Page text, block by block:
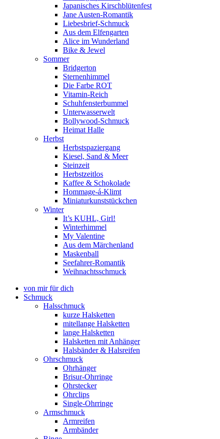
Japanisches Kirschblütenfest
Jane Austen-Romantik
Liebesbrief-Schmuck
Aus dem Elfengarten
Alice im Wunderland
Bike & Jewel
Sommer
Bridgerton
Sternenhimmel
Die Farbe ROT
Vitamin-Reich
Schuhfensterbummel
Unterwasserwelt
Bollywood-Schmuck
Heimat Halle
Herbst
Herbstspaziergang
Kiesel, Sand & Meer
Steinzeit
Herbstzeitlos
Kaffee & Schokolade
Hommage-á-Klimt
Miniaturkunststückchen
Winter
It’s KUHL, Girl!
Winterhimmel
My Valentine
Aus dem Märchenland
Maskenball
Seefahrer-Romantik
Weihnachtsschmuck
von mir für dich
Schmuck
Halsschmuck
kurze Halsketten
mitellange Halsketten
lange Halsketten
Halsketten mit Anhänger
Halsbänder & Halsreifen
Ohrschmuck
Ohrhänger
Brisur-Ohrringe
Ohrstecker
Ohrclips
Single-Ohrringe
Armschmuck
Armreifen
Armbänder